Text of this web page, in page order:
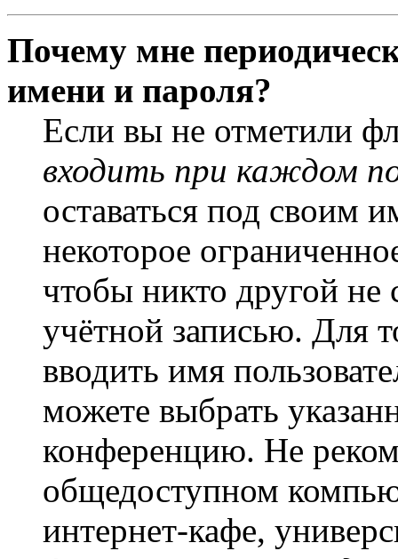
Почему мне
имени и пароля?
Если вы не отметили
входить при каждом
оставаться под своим
некоторое
чтобы никто другой не
учётной записью. Для
вводить имя
можете выбрать
конференцию. Не
общедоступном
интернет-кафе,